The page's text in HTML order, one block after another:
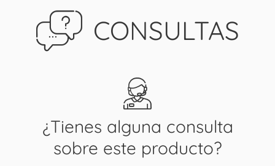
CONSULTAS
¿Tienes alguna consulta
sobre este producto?